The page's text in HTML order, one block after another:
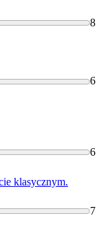
8
6
6
klasycznym.
7